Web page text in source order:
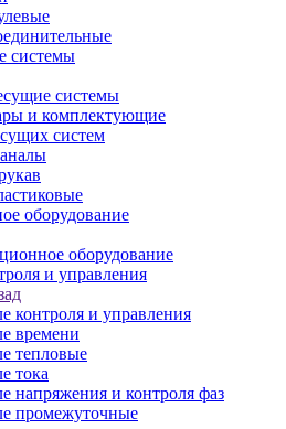
системы
системы
и комплектующие
систем
оборудование
оборудование
и управления
контроля и управления
времени
тепловые
тока
напряжения и контроля фаз
промежуточные